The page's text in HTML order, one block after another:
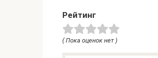
Рейтинг
( Пока оценок нет )